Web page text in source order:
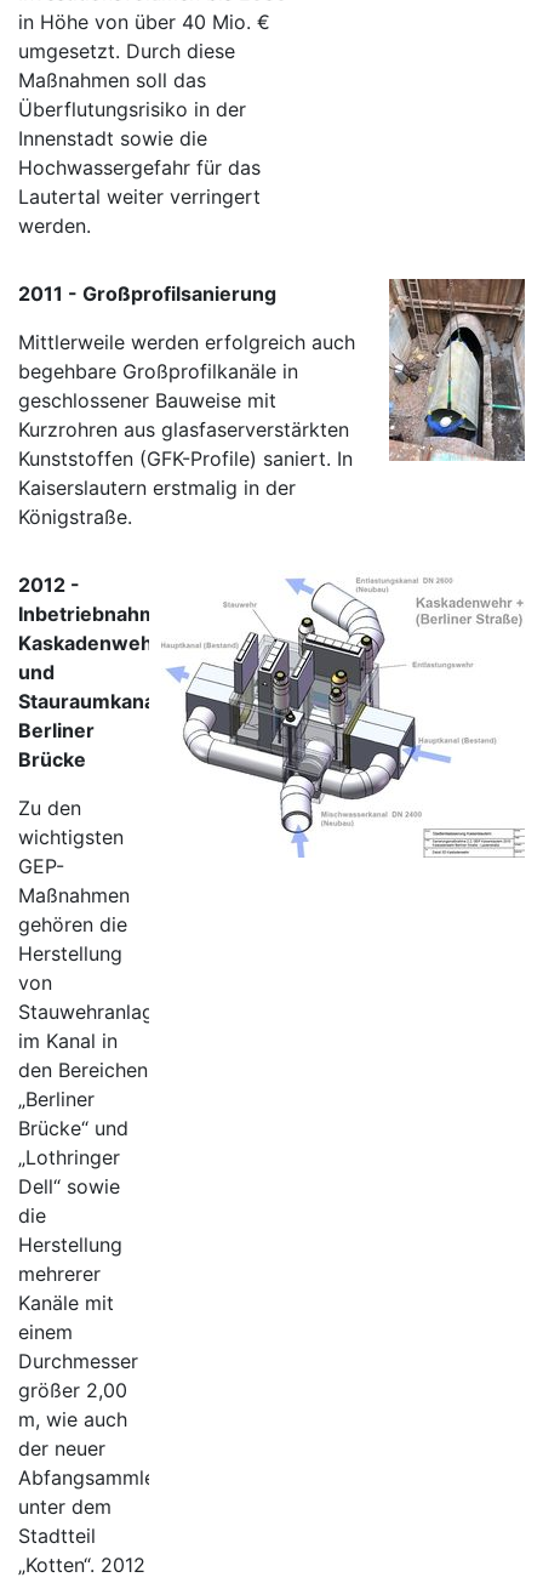
in Höhe von über 40 Mio. €
umgesetzt. Durch diese
Maßnahmen soll das
Überflutungsrisiko in der
Innenstadt sowie die
Hochwassergefahr für das
Lautertal weiter verringert
werden.
2011 - Großprofilsanierung
Mittlerweile werden erfolgreich auch
begehbare Großprofilkanäle in
geschlossener Bauweise mit
Kurzrohren aus glasfaserverstärkten
Kunststoffen (GFK-Profile) saniert. In
Kaiserslautern erstmalig in der
Königstraße.
2012 -
Inbetriebnahme
Kaskadenwehr
und
Stauraumkanal
Berliner
Brücke
Zu den
wichtigsten
GEP-
Maßnahmen
gehören die
Herstellung
von
Stauwehranlagen
im Kanal in
den Bereichen
„Berliner
Brücke“ und
„Lothringer
Dell“ sowie
die
Herstellung
mehrerer
Kanäle mit
einem
Durchmesser
größer 2,00
m, wie auch
der neuer
Abfangsammler
unter dem
Stadtteil
„Kotten“. 2012